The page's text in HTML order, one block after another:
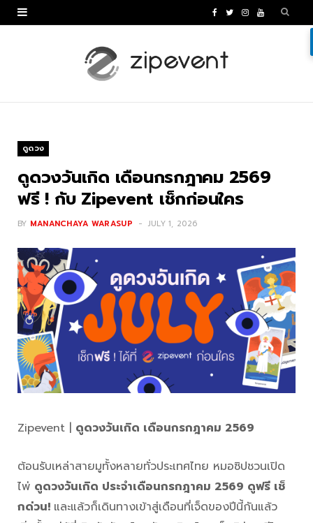
c
T I Y
ดูดวง
ดูดวงวันเกิด เดือนกรกฎาคม 2569
ฟรี ! กับ Zipevent เช็กก่อนใคร
BY MANANCHAYA WARASUP JULY 1, 2026
Zipevent | ดูดวงวันเกิด เดือนกรกฎาคม 2569
ต้อนรับเหล่าสายมูทั้งหลายทั่วประเทศไทย หมอซิปชวนเปิด
ไพ่ ดูดวงวันเกิด ประจำเดือนกรกฎาคม 2569 ดูฟรี เช็
กด่วน! และแล้วก็เดินทางเข้าสู่เดือนที่เจ็ดของปีนี้กันแล้ว